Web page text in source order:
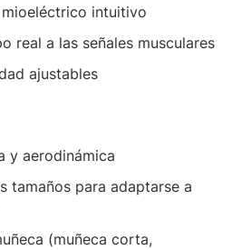
intuitivo
real a las señales musculares
ajustables
y aerodinámica
tamaños para adaptarse a
(muñeca corta,